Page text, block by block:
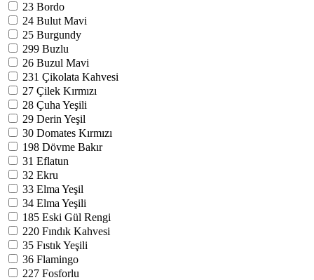
23 Bordo
24 Bulut Mavi
25 Burgundy
299 Buzlu
26 Buzul Mavi
231 Çikolata Kahvesi
27 Çilek Kırmızı
28 Çuha Yeşili
29 Derin Yeşil
30 Domates Kırmızı
198 Dövme Bakır
31 Eflatun
32 Ekru
33 Elma Yeşil
34 Elma Yeşili
185 Eski Gül Rengi
220 Fındık Kahvesi
35 Fıstık Yeşili
36 Flamingo
227 Fosforlu